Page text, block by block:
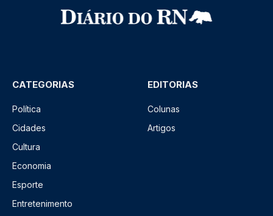
CATEGORIAS
Política
Cidades
Cultura
Economia
Esporte
Entretenimento
EDITORIAS
Colunas
Artigos